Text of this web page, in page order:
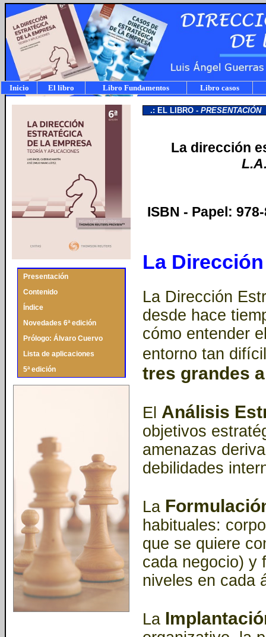
Presentación
Contenido
Índice
Novedades 6ª edición
Prólogo: Álvaro Cuervo
Lista de aplicaciones
5ª edición
.: EL LIBRO - PRESENTACIÓN
La dirección
ISBN - Papel:
La
La Dirección
desde hace
cómo entender
entorno tan
tres grandes
El Análisis
objetivos
amenazas
debilidades
La
habituales:
que se quiere
cada negocio) y
niveles en cada
La
Inicio El libro Libro Fundamentos Libro casos